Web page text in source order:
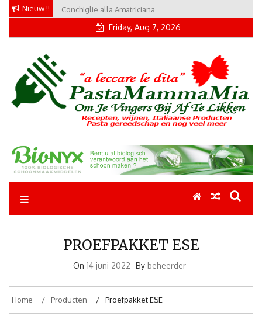
Skip
content
Nieuw !! Conchiglie alla Amatriciana
Tortellini con Proscuitto
Friday, Aug 7, 2026
Pastamammamia
Pastarecepten om je vingers bij af te likken
PROEFPAKKET ESE
On 14 juni 2022 By beheerder
Home Producten Proefpakket ESE